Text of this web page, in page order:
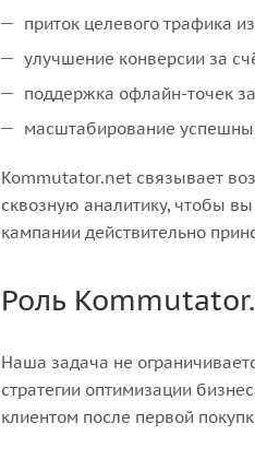
приток целевого трафика
улучшение конверсии за
поддержка офлайн-точек
масштабирование
Kommutator.net связывает
сквозную аналитику, чтобы
кампании действительно
Роль
Наша задача не
стратегии оптимизации
клиентом после первой